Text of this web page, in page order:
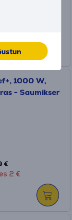
1000 W,
- Saumikser
€
2 €